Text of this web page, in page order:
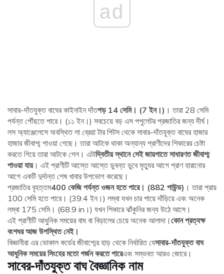
ad
সাবার-দাঁতযুক্ত বাঘের কাইনাইন দাঁতগড় 14 সেমি। (7 ইন।) । তারা 28 সেমি
পর্যন্ত পৌঁছতে পারে। (১১ ইন।) সবচেয়ে বড় এস পপুলেটর প্রজাতির জন্য দীর্ঘ।
লস অ্যাঞ্জেলেসে অবস্থিত লা ব্রেয়া টার পিটস থেকে সাবার-দাঁতযুক্ত বাঘের হাজার
হাজার জীবাশ্ম পাওয়া গেছে। তারা আটকে থাকা অন্যান্য প্রাণীদের শিকারের চেষ্টা
করতে গিয়ে তারা আটকে গেল। এটাদ্বিতীয় স্থানে সেই জায়গাতে সাধারণত জীবাশ্ম
পাওয়া যায়। এই প্রাণীটি আস্তে আস্তে ডুবন্ত ডুবে মৃত্যুর আগে প্রাণ হারানোর
আগে একটি দুর্দান্ত শেষ খাবার উপভোগ করেছে।
প্রজাতির বৃহত্তম400 কেজি পর্যন্ত ওজন হতে পারে। (882 পাউন্ড) । তারা প্রায়
100 সেমি হতে পারে। (39.4 ইন।) লম্বা যখন চার পায়ে দাঁড়িয়ে এবং অনেক
লম্বা 175 সেমি। (68.9 in।) যখন শিকারে ঝাঁকুনির জন্য উঠে আসে।
এই প্রাণীটি আধুনিক সময়ের বাঘ বা বিড়ালের চেয়ে অনেক আলাদা। কোন প্রত্যক্ষ
বংশধর আজ উপস্থিত নেই।
বিজ্ঞানীরা এর ভোকাল কর্ডের জীবাশ্মের হাড় থেকে নির্ধারিত যেসাবার-দাঁতযুক্ত বাঘ
আধুনিক সময়ের সিংহের মতো গর্জন করতে পারেএবং সম্ভবত আরও জোরে।
সাবের-দাঁতযুক্ত বাঘ বৈজ্ঞানিক নাম